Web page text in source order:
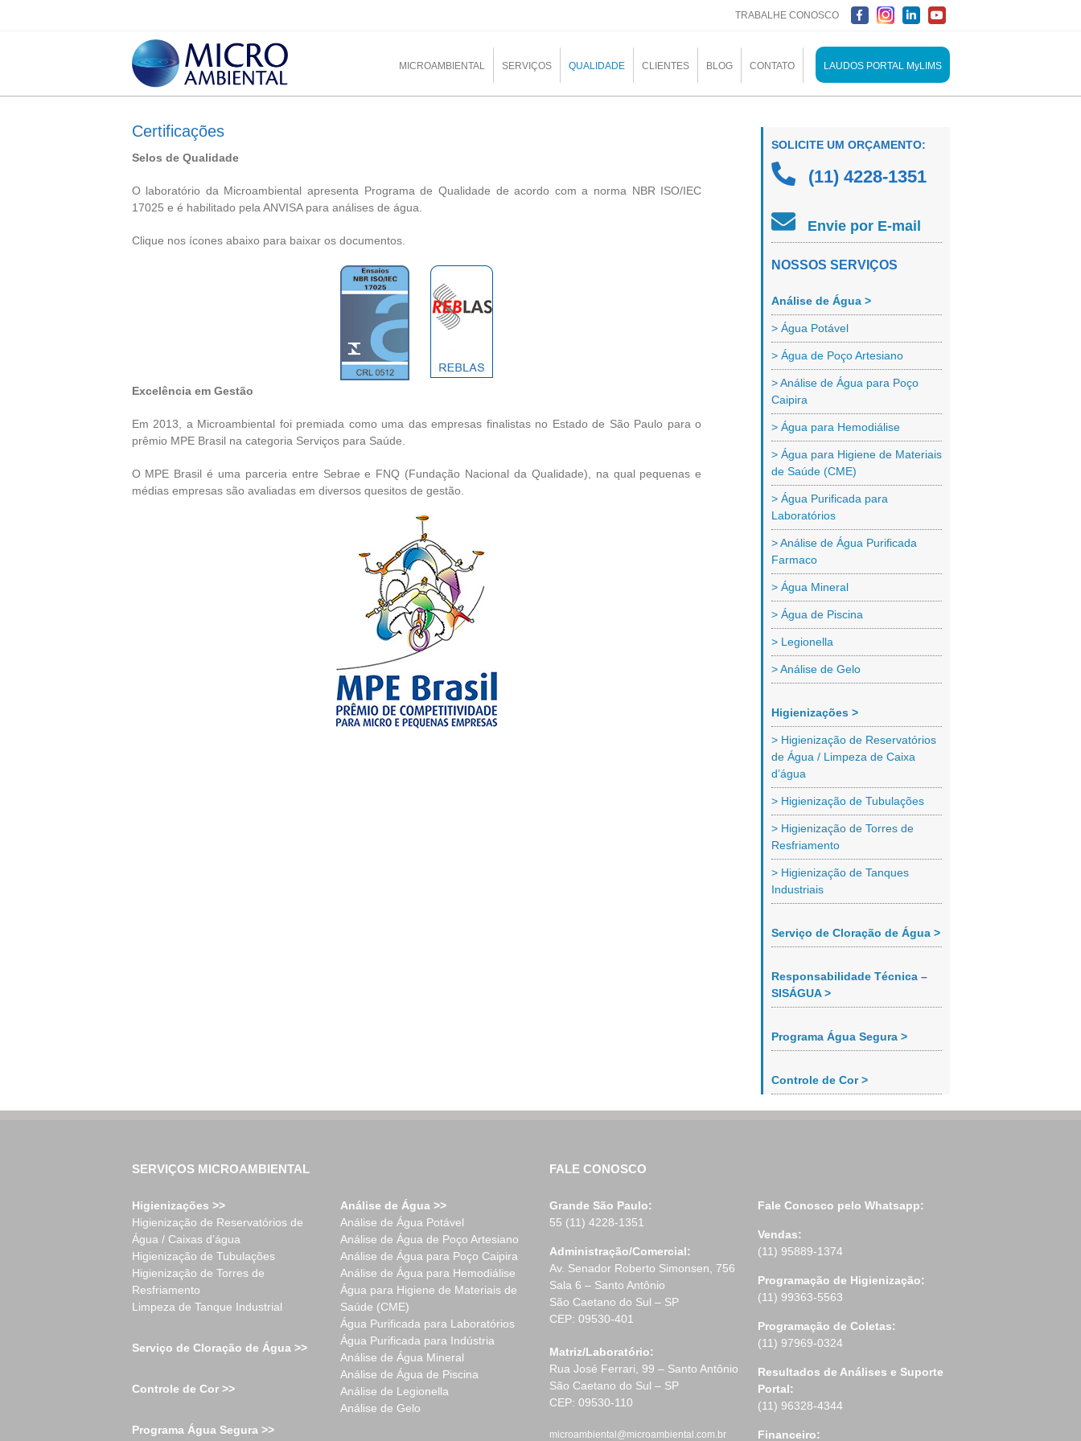
TRABALHE CONOSCO
MICROAMBIENTAL SERVIÇOS QUALIDADE CLIENTES BLOG CONTATO LAUDOS PORTAL MyLIMS
Certificações
Selos de Qualidade
O laboratório da Microambiental apresenta Programa de Qualidade de acordo com a norma NBR ISO/IEC
17025 e é habilitado pela ANVISA para análises de água.
Clique nos ícones abaixo para baixar os documentos.
Excelência em Gestão
Em 2013, a Microambiental foi premiada como uma das empresas finalistas no Estado de São Paulo para o
prêmio MPE Brasil na categoria Serviços para Saúde.
O MPE Brasil é uma parceria entre Sebrae e FNQ (Fundação Nacional da Qualidade), na qual pequenas e
médias empresas são avaliadas em diversos quesitos de gestão.
SOLICITE UM ORÇAMENTO:
(11) 4228-1351
Envie por E-mail
NOSSOS SERVIÇOS
Análise de Água >
> Água Potável
> Água de Poço Artesiano
> Análise de Água para Poço
Caipira
> Água para Hemodiálise
> Água para Higiene de Materiais
de Saúde (CME)
> Água Purificada para
Laboratórios
> Análise de Água Purificada
Farmaco
> Água Mineral
> Água de Piscina
> Legionella
> Análise de Gelo
Higienizações >
> Higienização de Reservatórios
de Água / Limpeza de Caixa
d’água
> Higienização de Tubulações
> Higienização de Torres de
Resfriamento
> Higienização de Tanques
Industriais
Serviço de Cloração de Água >
Responsabilidade Técnica –
SISÁGUA >
Programa Água Segura >
Controle de Cor >
SERVIÇOS MICROAMBIENTAL
Higienizações >>
Higienização de Reservatórios de
Água / Caixas d’água
Higienização de Tubulações
Higienização de Torres de
Resfriamento
Limpeza de Tanque Industrial
Serviço de Cloração de Água >>
Controle de Cor >>
Programa Água Segura >>
Análise de Água >>
Análise de Água Potável
Análise de Água de Poço Artesiano
Análise de Água para Poço Caipira
Análise de Água para Hemodiálise
Água para Higiene de Materiais de
Saúde (CME)
Água Purificada para Laboratórios
Água Purificada para Indústria
Análise de Água Mineral
Análise de Água de Piscina
Análise de Legionella
Análise de Gelo
FALE CONOSCO
Grande São Paulo:
55 (11) 4228-1351
Administração/Comercial:
Av. Senador Roberto Simonsen, 756
Sala 6 – Santo Antônio
São Caetano do Sul – SP
CEP: 09530-401
Matriz/Laboratório:
Rua José Ferrari, 99 – Santo Antônio
São Caetano do Sul – SP
CEP: 09530-110
microambiental@microambiental.com.br
Fale Conosco pelo Whatsapp:
Vendas:
(11) 95889-1374
Programação de Higienização:
(11) 99363-5563
Programação de Coletas:
(11) 97969-0324
Resultados de Análises e Suporte
Portal:
(11) 96328-4344
Financeiro: